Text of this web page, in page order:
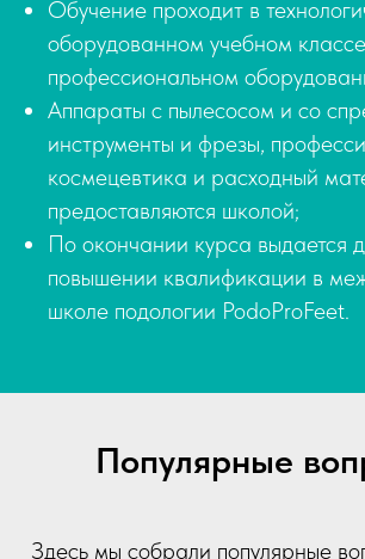
Обучение проходит в
оборудованном учебном
профессиональном
Аппараты с пылесосом и со
инструменты и фрезы,
космецевтика и расходный
предоставляются школой;
По окончании курса выдается
повышении квалификации в
школе подологии PodoProFeet.
Популярные
Здесь мы собрали популярные